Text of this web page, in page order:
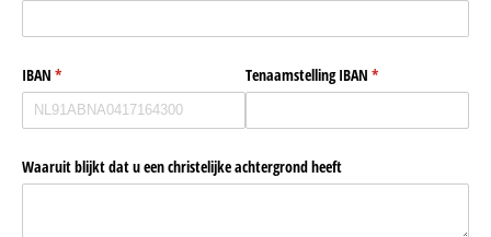
IBAN *
(is vereist) Tenaamstelling IBAN *
(is vereist)
Waaruit blijkt dat u een christelijke achtergrond heeft